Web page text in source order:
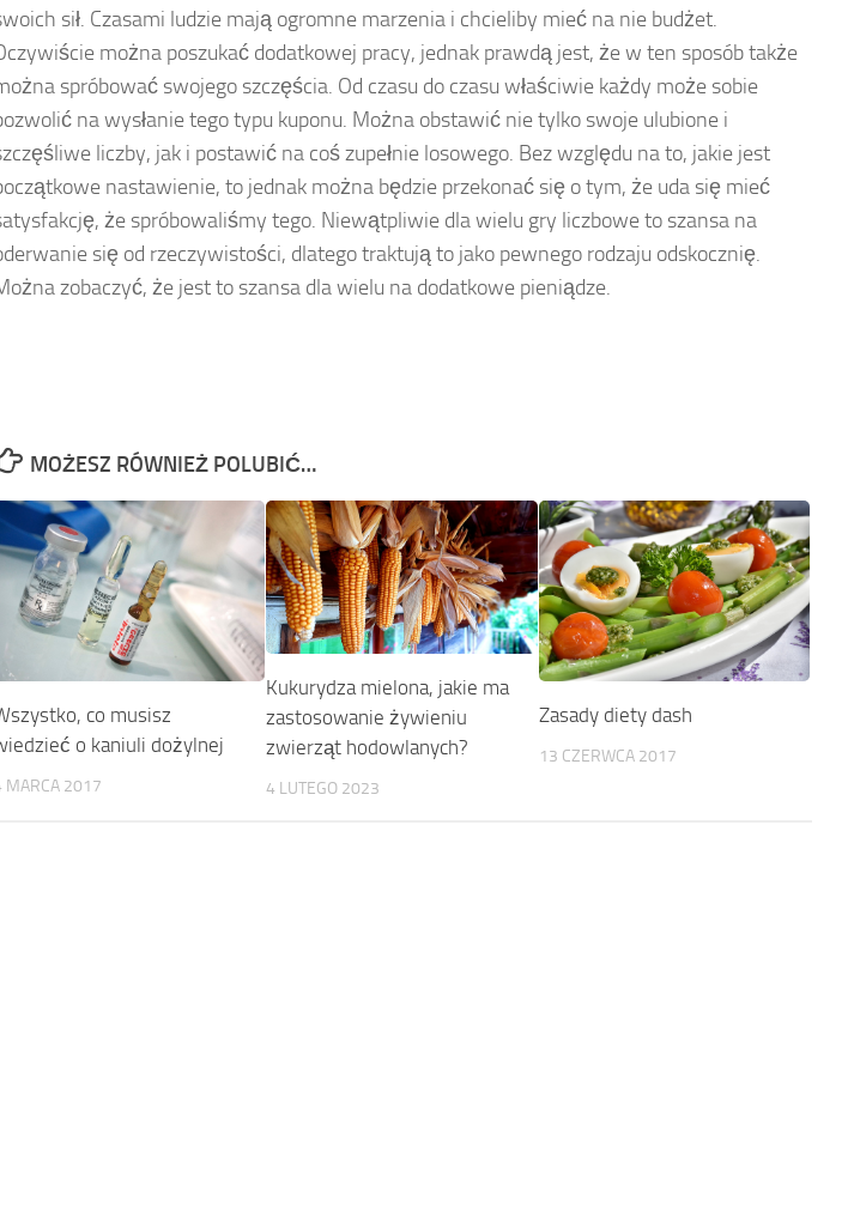
sił. Czasami ludzie mają ogromne marzenia i chcieliby mieć na nie budżet.
można poszukać dodatkowej pracy, jednak prawdą jest, że w ten sposób także
spróbować swojego szczęścia. Od czasu do czasu właściwie każdy może sobie
na wysłanie tego typu kuponu. Można obstawić nie tylko swoje ulubione i
liczby, jak i postawić na coś zupełnie losowego. Bez względu na to, jakie jest
nastawienie, to jednak można będzie przekonać się o tym, że uda się mieć
że spróbowaliśmy tego. Niewątpliwie dla wielu gry liczbowe to szansa na
się od rzeczywistości, dlatego traktują to jako pewnego rodzaju odskocznię.
zobaczyć, że jest to szansa dla wielu na dodatkowe pieniądze.
MOŻESZ RÓWNIEŻ POLUBIĆ…
co musisz
o kaniuli dożylnej
MARCA 2017
Kukurydza mielona, jakie ma
zastosowanie żywieniu
zwierząt hodowlanych?
4 LUTEGO 2023
Zasady diety dash
13 CZERWCA 2017